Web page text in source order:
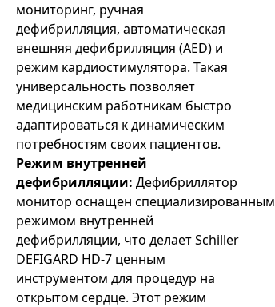
мониторинг, ручная
дефибрилляция, автоматическая
внешняя дефибрилляция (AED) и
режим кардиостимулятора. Такая
универсальность позволяет
медицинским работникам быстро
адаптироваться к динамическим
потребностям своих пациентов.
Режим внутренней
дефибрилляции: Дефибриллятор
монитор оснащен специализированным
режимом внутренней
дефибрилляции, что делает Schiller
DEFIGARD HD-7 ценным
инструментом для процедур на
открытом сердце. Этот режим